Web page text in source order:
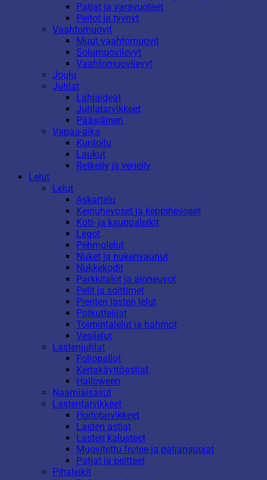
Patjat ja varavuoteet
Peitot ja tyynyt
Vaahtomuovit
Muut vaahtomuovit
Solumuovilevyt
Vaahtomuovilevyt
Joulu
Juhlat
Lahjaideat
Juhlatarvikkeet
Pääsiäinen
Vapaa-aika
Kuntoilu
Laukut
Retkeily ja veneily
Lelut
Lelut
Askartelu
Keinuhevoset ja keppihevoset
Koti- ja kauppaleikit
Legot
Pehmolelut
Nuket ja nukenvaunut
Nukkekodit
Parkkitalot ja ajoneuvot
Pelit ja soittimet
Pienten lasten lelut
Potkuttelijat
Toimintalelut ja hahmot
Vesilelut
Lastenjuhlat
Foliopallot
Kertakäyttöastiat
Halloween
Naamiaisasut
Lastentarvikkeet
Hoitotarvikkeet
Lasten astiat
Lasten kalusteet
Muovitettu frotee ja patjansuojat
Patjat ja peitteet
Pihaleikit